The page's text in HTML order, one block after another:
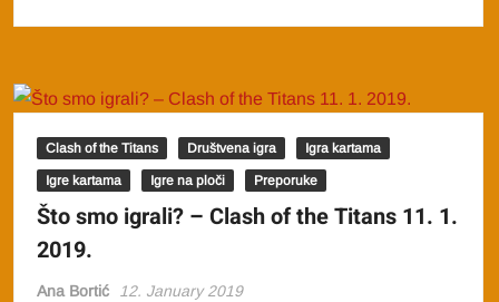
Clash of the Titans Društvena igra Igra kartama
Igre kartama Igre na ploči Preporuke
Što smo igrali? – Clash of the Titans 11. 1.
2019.
Ana Bortić 12. January 2019